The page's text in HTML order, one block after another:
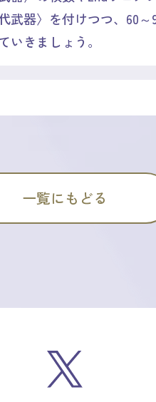
武器〉を付けつつ、60～
いきましょう。
一覧にもどる